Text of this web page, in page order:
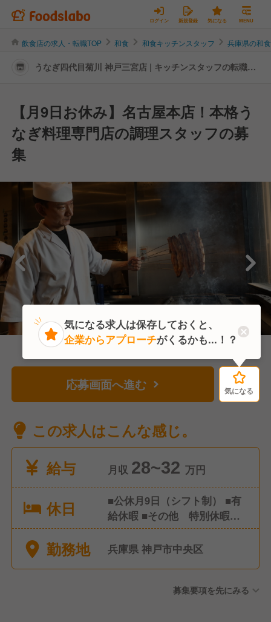
ログイン 新規登録 気になる MENU
飲食店の求人・転職TOP 和食 和食キッチンスタッフ 兵庫県の和
うなぎ四代目菊川 神戸三宮店 | キッチンスタッフの転職・
【月9日お休み】名古屋本店！本格う
なぎ料理専門店の調理スタッフの募
集
応募画面へ進む 気になる
この求人はこんな感じ。
給与
月収 28~32 万円
休日
■公休月9日（シフト制） ■有
給休暇 ■その他 特別休暇な
ど ※年間休日108日
勤務地 兵庫県 神戸市中央区
募集要項を先にみる
気になる
気になる求人は保存しておくと、
企業からアプローチがくるかも...！？